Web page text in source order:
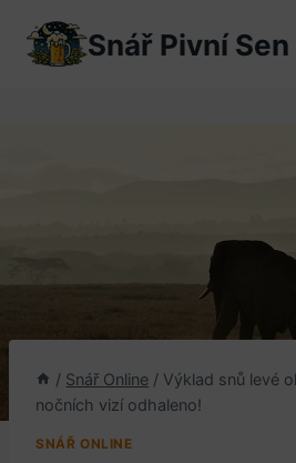
obsah
Snář Pivní Sen
/ Snář Online / Výklad snů levé
nočních vizí odhaleno!
SNÁŘ ONLINE